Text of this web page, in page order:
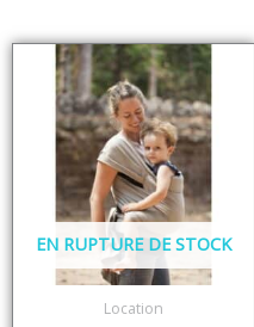
EN RUPTURE DE STOCK
Location